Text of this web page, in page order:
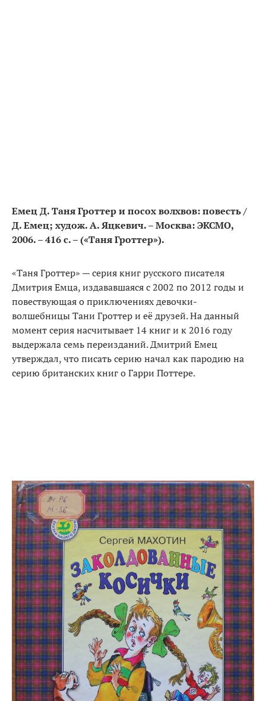
Емец Д. Таня Гроттер и посох волхвов: повесть /
Д. Емец; худож. А. Яцкевич. – Москва: ЭКСМО,
2006. – 416 с. – («Таня Гроттер»).
«Таня Гроттер» — серия книг русского писателя
Дмитрия Емца, издававшаяся с 2002 по 2012 годы и
повествующая о приключениях девочки-
волшебницы Тани Гроттер и её друзей. На данный
момент серия насчитывает 14 книг и к 2016 году
выдержала семь переизданий. Дмитрий Емец
утверждал, что писать серию начал как пародию на
серию британских книг о Гарри Поттере.